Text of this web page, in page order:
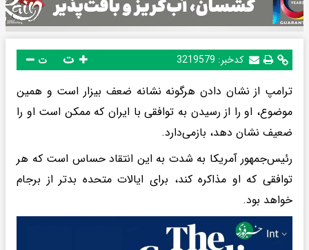
کدخبر: 3219579 ت
ترامپ از نشان دادن هرگونه نشانه ضعف بیزار است و همین
موضوع، او را از رسیدن به توافقی با ایران که ممکن است او را
ضعیف نشان دهد، بازمی‌دارد.
رئیس‌جمهور آمریکا به شدت به این انتقاد حساس است که هر
توافقی که او مذاکره کند، برای ایالات متحده بدتر از برجام
خواهد بود.